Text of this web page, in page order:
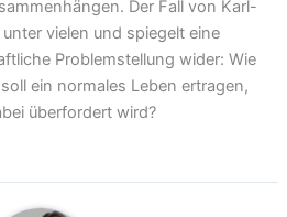
Der Fall von Karl-
vielen und spiegelt eine
Problemstellung wider: Wie
ein normales Leben ertragen,
überfordert wird?